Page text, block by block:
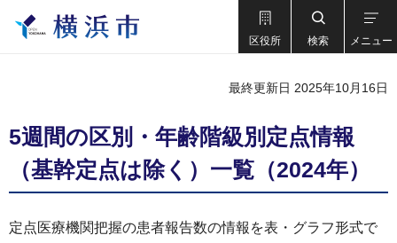
区役所 検索 メニュー
最終更新日 2025年10月16日
5週間の区別・年齢階級別定点情報
（基幹定点は除く）一覧（2024年）
定点医療機関把握の患者報告数の情報を表・グラフ形式で